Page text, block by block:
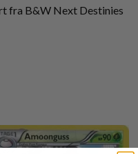
fra B&W Next Destinies